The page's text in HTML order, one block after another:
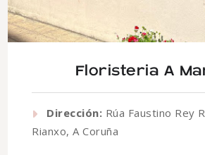
Floristeria A
Dirección: Rúa Faustino Rey
Rianxo, A Coruña